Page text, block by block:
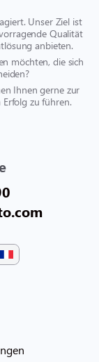
Unser Ziel ist
Qualität
anbieten.
möchten, die sich
Ihnen gerne zur
zu führen.